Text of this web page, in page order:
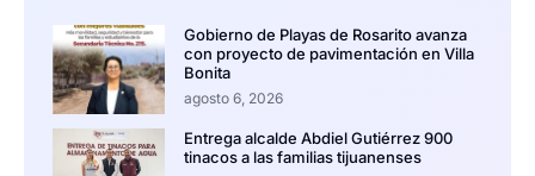
Gobierno de Playas de Rosarito avanza
con proyecto de pavimentación en Villa
Bonita
agosto 6, 2026
Entrega alcalde Abdiel Gutiérrez 900
tinacos a las familias tijuanenses